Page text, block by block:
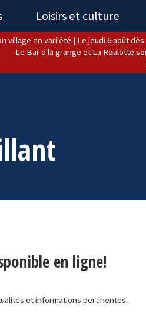
Loisirs et culture
village en vari'été | Le jeudi 6 août
Le Bar d'la grange et La Roulotte
en ligne!
et informations pertinentes.